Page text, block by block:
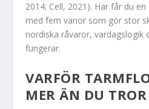
2014; Cell, 2021). Här får du
med fem vanor som gör stor
nordiska råvaror,
fungerar.
VARFÖR
MER ÄN DU TROR